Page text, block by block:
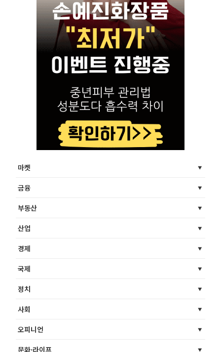
마켓
금융
부동산
산업
경제
국제
정치
사회
오피니언
문화·라이프